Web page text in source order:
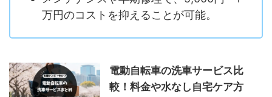
万円のコストを抑えることが可能。
電動自転車の洗車サービス比
較！料金や水なし自宅ケア方